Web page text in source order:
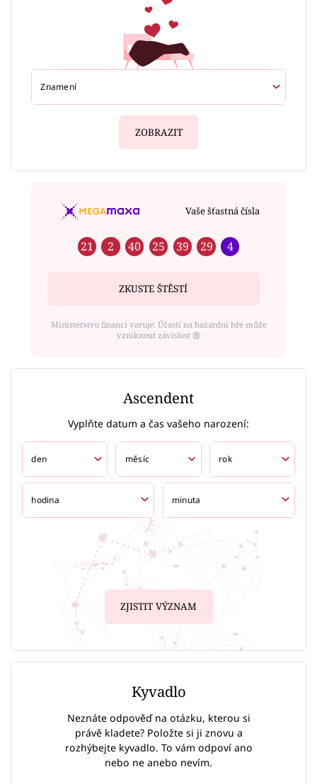
ZOBRAZIT
Vaše šťastná čísla
21 2 40 25 39 29 4
ZKUSTE ŠTĚSTÍ
Ministerstvo financí varuje: Účastí na hazardní hře může
vzniknout závislost ⑱
Ascendent
Vyplňte datum a čas vašeho narození:
ZJISTIT VÝZNAM
Kyvadlo
Neznáte odpověď na otázku, kterou si
právě kladete? Položte si ji znovu a
rozhýbejte kyvadlo. To vám odpoví ano
nebo ne anebo nevím.